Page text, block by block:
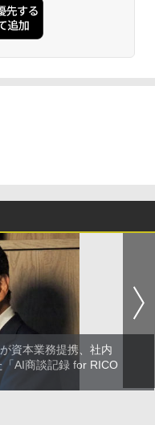
資本業務提携、社内
AI商談記録 for RICO